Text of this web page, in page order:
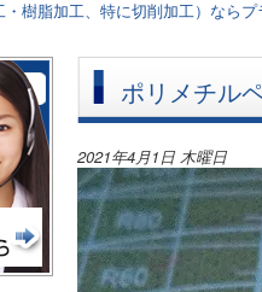
樹脂加工、特に切削加工）なら
ポリメチル
2021年4月1日 木曜日